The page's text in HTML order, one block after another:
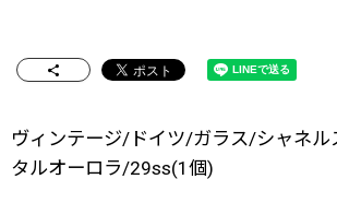
ヴィンテージ/ドイツ/ガラス/シャネル
タルオーロラ/29ss(1個)